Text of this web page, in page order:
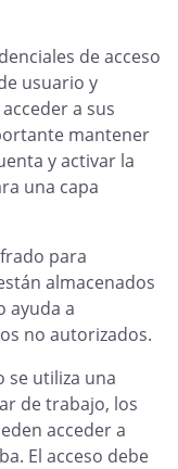
de acceso
usuario y
a sus
mantener
y activar la
una capa
para
almacenados
ayuda a
no autorizados.
se utiliza una
de trabajo, los
acceder a
El acceso debe